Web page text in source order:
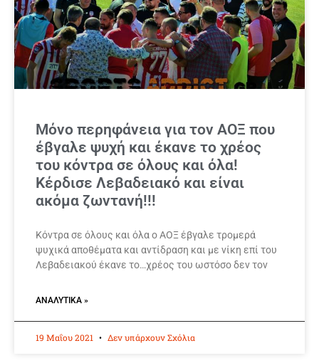
Μόνο περηφάνεια για τον ΑΟΞ που
έβγαλε ψυχή και έκανε το χρέος
του κόντρα σε όλους και όλα!
Κέρδισε Λεβαδειακό και είναι
ακόμα ζωντανή!!!
Κόντρα σε όλους και όλα ο ΑΟΞ έβγαλε τρομερά
ψυχικά αποθέματα και αντίδραση και με νίκη επί του
Λεβαδειακού έκανε το…χρέος του ωστόσο δεν τον
ΑΝΑΛΥΤΙΚΆ »
19 Μαΐου 2021 Δεν υπάρχουν Σχόλια